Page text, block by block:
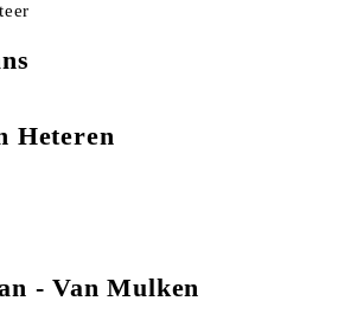
Heteren
- Van Mulken